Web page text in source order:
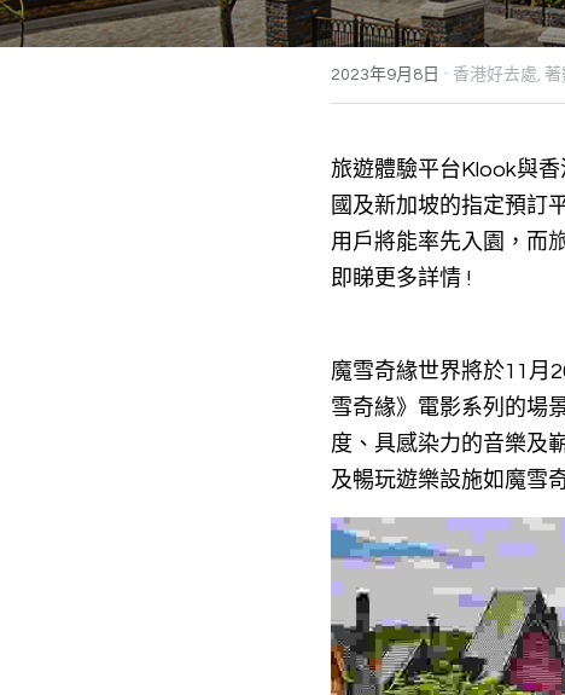
2023年9月8日 · 香港好去處, 著
旅遊體驗平台Klook與
國及新加坡的指定預訂
用戶將能率先入園，而
即睇更多詳情 !
魔雪奇緣世界將於11月
雪奇緣》電影系列的場
度、具感染力的音樂及
及暢玩遊樂設施如魔雪